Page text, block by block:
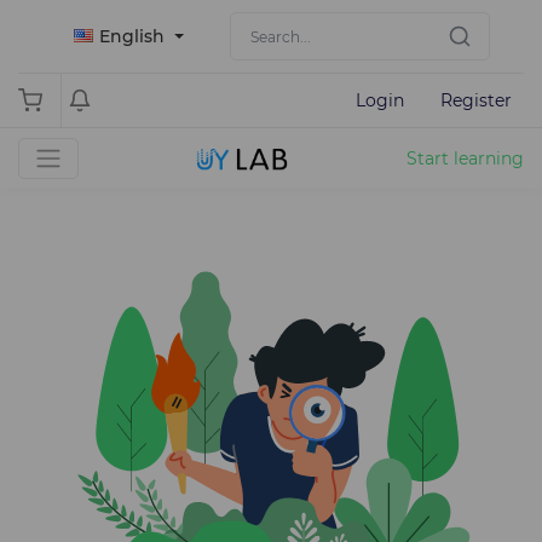
English
Login Register
Start learning